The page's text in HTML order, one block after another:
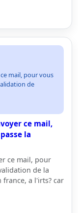
mail, pour vous
de
ce mail,
la
ce mail, pour
de la
france, a l'irts? car